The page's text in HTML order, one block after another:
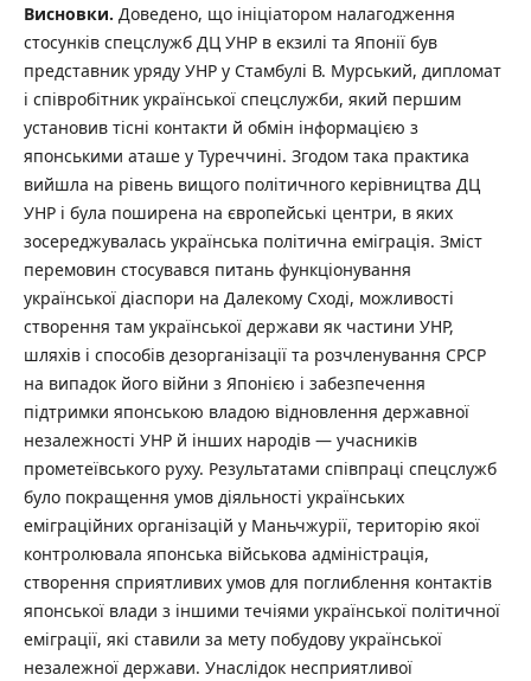
Висновки. Доведено, що ініціатором налагодження
стосунків спецслужб ДЦ УНР в екзилі та Японії був
представник уряду УНР у Стамбулі В. Мурський, дипломат
і співробітник української спецслужби, який першим
установив тісні контакти й обмін інформацією з
японськими аташе у Туреччині. Згодом така практика
вийшла на рівень вищого політичного керівництва ДЦ
УНР і була поширена на європейські центри, в яких
зосереджувалась українська політична еміграція. Зміст
перемовин стосувався питань функціонування
української діаспори на Далекому Сході, можливості
створення там української держави як частини УНР,
шляхів і способів дезорганізації та розчленування СРСР
на випадок його війни з Японією і забезпечення
підтримки японською владою відновлення державної
незалежності УНР й інших народів — учасників
прометеївського руху. Результатами співпраці спецслужб
було покращення умов діяльності українських
еміграційних організацій у Маньчжурії, територію якої
контролювала японська військова адміністрація,
створення сприятливих умов для поглиблення контактів
японської влади з іншими течіями української політичної
еміграції, які ставили за мету побудову української
незалежної держави. Унаслідок несприятливої